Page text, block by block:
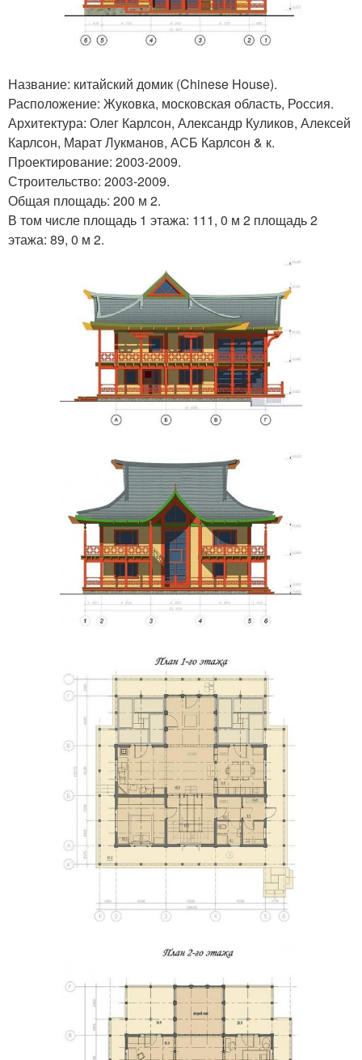
Название: китайский домик (Chinese House).
Расположение: Жуковка, московская область, Россия.
Архитектура: Олег Карлсон, Александр Куликов, Алексей
Карлсон, Марат Лукманов, АСБ Карлсон & к.
Проектирование: 2003-2009.
Строительство: 2003-2009.
Общая площадь: 200 м 2.
В том числе площадь 1 этажа: 111, 0 м 2 площадь 2
этажа: 89, 0 м 2.